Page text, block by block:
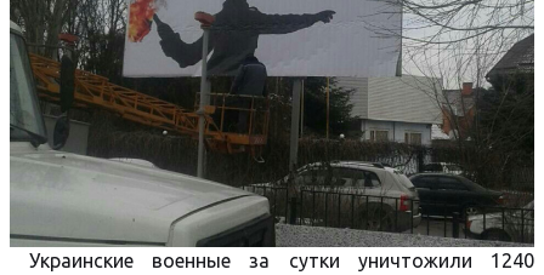
Украинские военные за сутки уничтожили 1240